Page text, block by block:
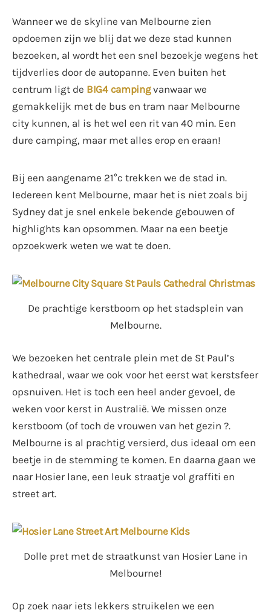
Wanneer we de skyline van Melbourne zien
opdoemen zijn we blij dat we deze stad kunnen
bezoeken, al wordt het een snel bezoekje wegens het
tijdverlies door de autopanne. Even buiten het
centrum ligt de BIG4 campingvanwaar we
gemakkelijk met de bus en tram naar Melbourne
city kunnen, al is het wel een rit van 40 min. Een
dure camping, maar met alles erop en eraan!
Bij een aangename 21°c trekken we de stad in.
Iedereen kent Melbourne, maar het is niet zoals bij
Sydney dat je snel enkele bekende gebouwen of
highlights kan opsommen. Maar na een beetje
opzoekwerk weten we wat te doen.
De prachtige kerstboom op het stadsplein van
Melbourne.
We bezoeken het centrale plein met de St Paul’s
kathedraal, waar we ook voor het eerst wat kerstsfeer
opsnuiven. Het is toch een heel ander gevoel, de
weken voor kerst in Australië. We missen onze
kerstboom (of toch de vrouwen van het gezin ?.
Melbourne is al prachtig versierd, dus ideaal om een
beetje in de stemming te komen. En daarna gaan we
naar Hosier lane, een leuk straatje vol graffiti en
street art.
Dolle pret met de straatkunst van Hosier Lane in
Melbourne!
Op zoek naar iets lekkers struikelen we een